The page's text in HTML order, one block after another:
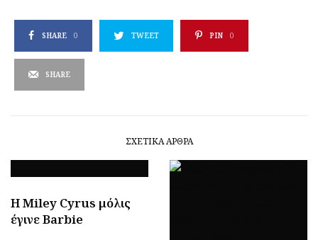
SHARE 0 TWEET PIN 0
SHARE
ΣΧΕΤΙΚΆ ΆΡΘΡΑ
H Miley Cyrus μόλις
έγινε Barbie